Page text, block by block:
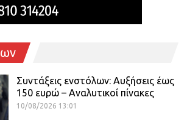
Συντάξεις ενστόλων: Αυξήσεις έως
150 ευρώ – Αναλυτικοί πίνακες
10/08/2026 13:01